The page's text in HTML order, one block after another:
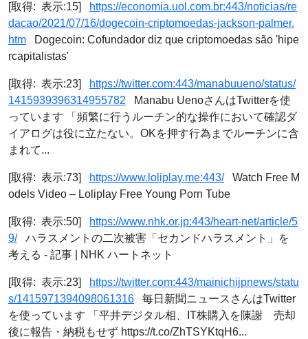
[取得: 表示:15]
https://economia.uol.com.br:443/noticias/re
dacao/2021/07/16/dogecoin-criptomoedas-jackson-palmer.
htm Dogecoin: Cofundador diz que criptomoedas são 'hipe
rcapitalistas'
[取得: 表示:23]
https://twitter.com:443/manabuueno/status/
1415939396314955782 Manabu UenoさんはTwitterを使
っています 「頻繁に行うルーチン的な操作において確認ダ
イアログは役に立たない。OKを押す行為までルーチンに含
まれて...
[取得: 表示:73] https://www.loliplay.me:443/Watch Free M
odels Video – Loliplay Free Young Porn Tube
[取得: 表示:50]
https://www.nhk.or.jp:443/heart-net/article/5
9/ハラスメントの二次被害「セカンドハラスメント」を
考える - 記事 | NHK ハートネット
[取得: 表示:23]
https://twitter.com:443/mainichijpnews/statu
s/1415971394098061316 毎日新聞ニュースさんはTwitter
を使っています 「平井デジタル相、IT株購入を陳謝 売却
後に報告・納税もせず https://t.co/ZhTSYKtqH6...